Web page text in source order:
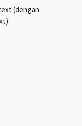
(dengan